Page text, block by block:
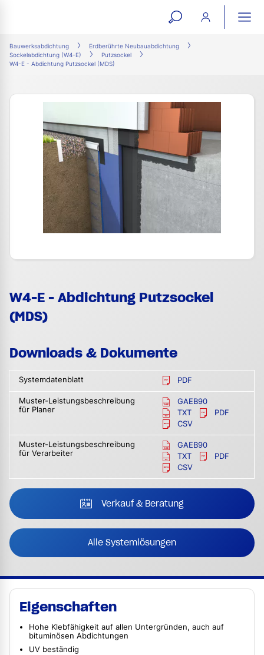
open
search
Bauwerksabdichtung
Erdberührte Neubauabdichtung
Sockelabdichtung (W4-E)
Putzsockel
W4-E - Abdichtung Putzsockel (MDS)
W4-E - Abdichtung Putzsockel
(MDS)
Downloads & Dokumente
Systemdatenblatt PDF
Muster-Leistungsbeschreibung
für Planer
GAEB90
TXT
PDF
CSV
Muster-Leistungsbeschreibung
für Verarbeiter
GAEB90
TXT
PDF
CSV
Verkauf & Beratung
Alle Systemlösungen
Eigenschaften
Hohe Klebfähigkeit auf allen Untergründen, auch auf
bituminösen Abdichtungen
UV beständig